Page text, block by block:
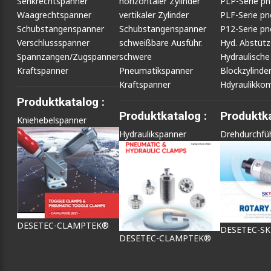
Waagrechtspanner
Schubstangenspanner
Verschlussspanner
Spannzangen/Zugspanner
Kraftspanner
Produktkatalog :
Kniehebelspanner
DESETEC-CLAMPTEK®
vertikaler Zylinder
Schubstangenspanner
schweißbare Ausführ.
schwere
Pneumatikspanner
Kraftspanner
Produktkatalog :
Hydraulikspanner
DESETEC-CLAMPTEK®
PLF-Serie
P12-Serie
Hyd.
Hydraulische
Blockzylinder
DESETEC-